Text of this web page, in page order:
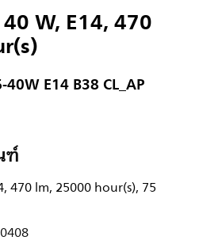
W, E14, 470
E14 B38 CL_AP
ฑ์
470 lm, 25000 hour(s), 75